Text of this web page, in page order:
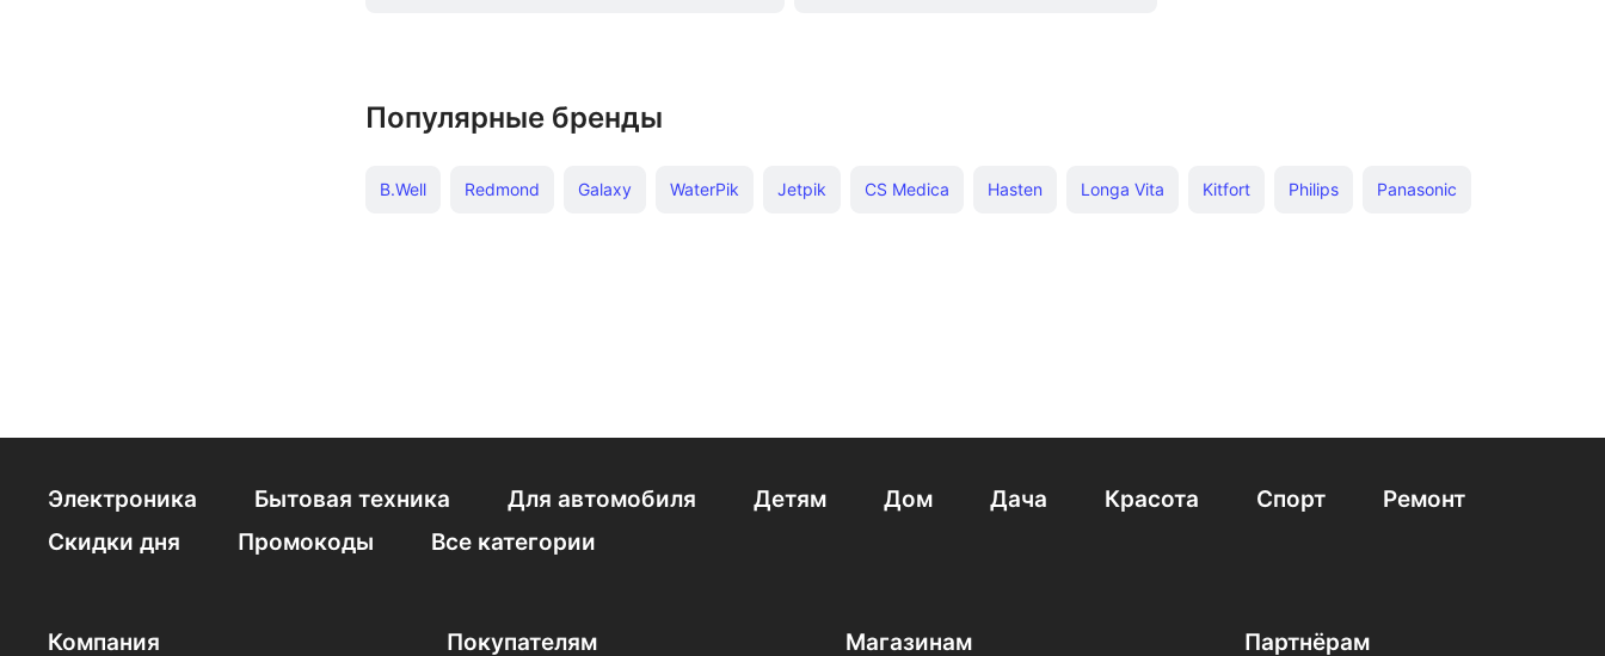
Популярные бренды
B.Well Redmond Galaxy WaterPik Jetpik CS Medica Hasten Longa Vita Kitfort Philips Panasonic
Электроника Бытовая техника Для автомобиля Детям Дом Дача Красота Спорт
Ремонт
Скидки дня
Промокоды Все категории
Компания Покупателям Магазинам Партнёрам